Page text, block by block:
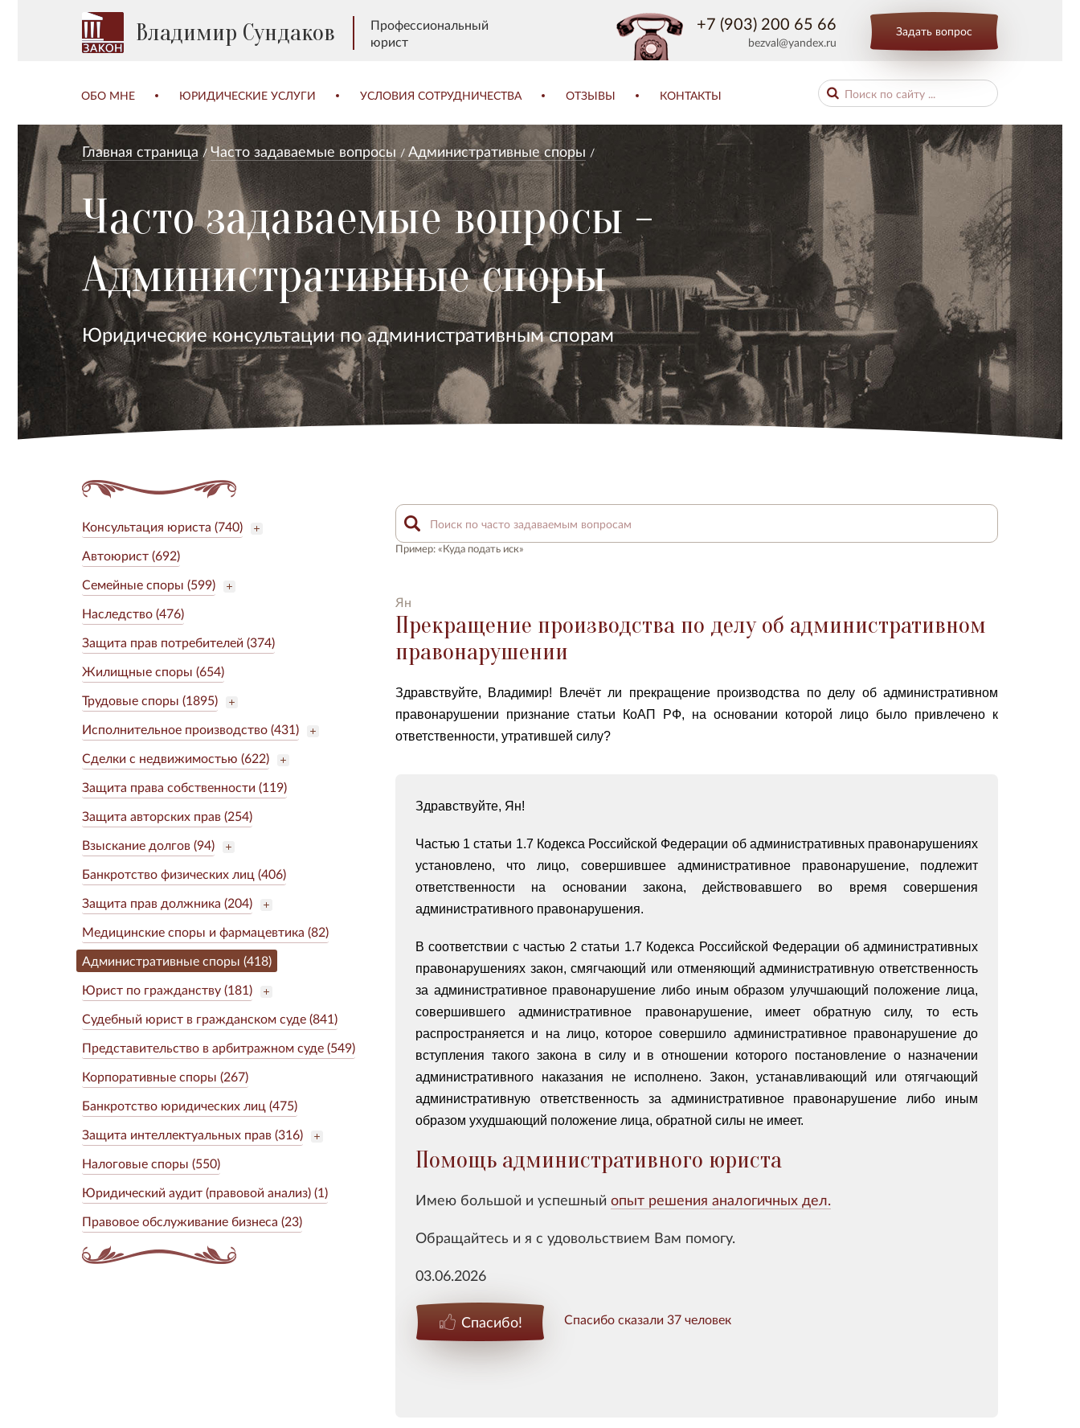
Владимир Сундаков
Профессиональный
юрист
+7 (903) 200 65 66
bezval@yandex.ru
Задать вопрос
ОБО МНЕ ЮРИДИЧЕСКИЕ УСЛУГИ УСЛОВИЯ СОТРУДНИЧЕСТВА ОТЗЫВЫ КОНТАКТЫ
Главная страница Часто задаваемые вопросы Административные споры
Часто задаваемые вопросы -
Административные споры
Юридические консультации по административным спорам
Консультация юриста (740)
Автоюрист (692)
Семейные споры (599)
Наследство (476)
Защита прав потребителей (374)
Жилищные споры (654)
Трудовые споры (1895)
Исполнительное производство (431)
Сделки с недвижимостью (622)
Защита права собственности (119)
Защита авторских прав (254)
Взыскание долгов (94)
Банкротство физических лиц (406)
Защита прав должника (204)
Медицинские споры и фармацевтика (82)
Административные споры (418)
Юрист по гражданству (181)
Судебный юрист в гражданском суде (841)
Представительство в арбитражном суде (549)
Корпоративные споры (267)
Банкротство юридических лиц (475)
Защита интеллектуальных прав (316)
Налоговые споры (550)
Юридический аудит (правовой анализ) (1)
Правовое обслуживание бизнеса (23)
Пример: «Куда подать иск»
Ян
Прекращение производства по делу об административном
правонарушении
Здравствуйте, Владимир! Влечёт ли прекращение производства по делу об административном
правонарушении признание статьи КоАП РФ, на основании которой лицо было привлечено к
ответственности, утратившей силу?
Здравствуйте, Ян!
Частью 1 статьи 1.7 Кодекса Российской Федерации об административных правонарушениях
установлено, что лицо, совершившее административное правонарушение, подлежит
ответственности на основании закона, действовавшего во время совершения
административного правонарушения.
В соответствии с частью 2 статьи 1.7 Кодекса Российской Федерации об административных
правонарушениях закон, смягчающий или отменяющий административную ответственность
за административное правонарушение либо иным образом улучшающий положение лица,
совершившего административное правонарушение, имеет обратную силу, то есть
распространяется и на лицо, которое совершило административное правонарушение до
вступления такого закона в силу и в отношении которого постановление о назначении
административного наказания не исполнено. Закон, устанавливающий или отягчающий
административную ответственность за административное правонарушение либо иным
образом ухудшающий положение лица, обратной силы не имеет.
Помощь административного юриста
Имею большой и успешный опыт решения аналогичных дел.
Обращайтесь и я с удовольствием Вам помогу.
03.06.2026
Спасибо! Спасибо сказали 37 человек